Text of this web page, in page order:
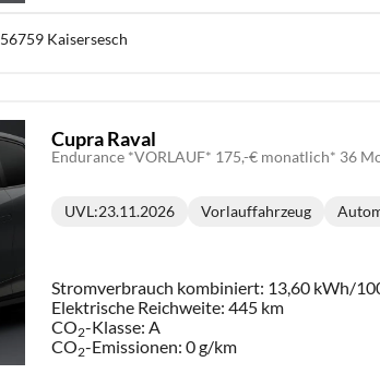
56759 Kaisersesch
Cupra Raval
Lieferzeit:
UVL:23.11.2026 Vorlauffahrzeug
Stromverbrauch kombiniert: 13,60 kWh/
Elektrische Reichweite: 445 km
CO2-Klasse: A
CO2-Emissionen:0 g/km